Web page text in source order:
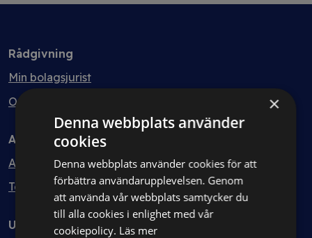
Rådgivning
Min bolagsjurist
Ombud
Avtal
Avtalshantering
Testa kostnadsfritt
Utbildning
×
Denna webbplats använder
cookies
Denna webbplats använder cookies för att
förbättra användarupplevelsen. Genom
att använda vår webbplats samtycker du
till alla cookies i enlighet med vår
cookiepolicy. Läs mer